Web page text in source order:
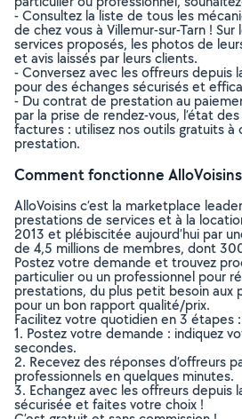
- Consultez la liste de tous les
de chez vous à Villemur-sur-Tarn !
services proposés, les photos de
et avis laissés par leurs clients.
- Conversez avec les offreurs depuis
pour des échanges sécurisés et
- Du contrat de prestation au
par la prise de rendez-vous, l’état
factures : utilisez nos outils gratuits
prestation.
Comment fonctionne
AlloVoisins c’est la marketplace
prestations de services et à la
2013 et plébiscitée aujourd’hui par
de 4,5 millions de membres, dont
Postez votre demande et trouvez
particulier ou un professionnel pour
prestations, du plus petit besoin aux
pour un bon rapport qualité/prix.
Facilitez votre quotidien en 3 étapes :
1. Postez votre demande : indiquez
secondes.
2. Recevez des réponses d’offreurs
professionnels en quelques minutes.
3. Echangez avec les offreurs depuis
sécurisée et faites votre choix !